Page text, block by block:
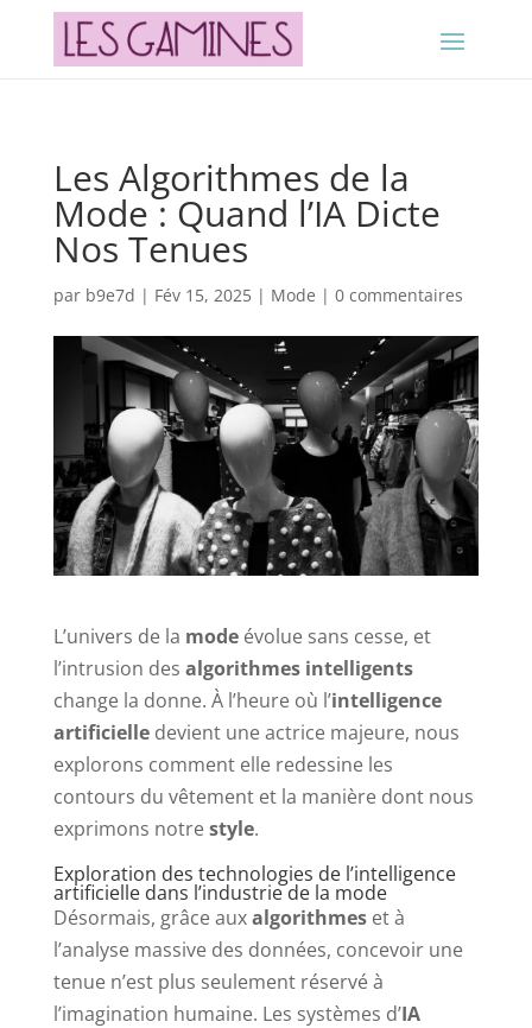
Les Algorithmes de la
Mode : Quand l’IA Dicte
Nos Tenues
par b9e7d | Fév 15, 2025| Mode | 0 commentaires
L’univers de la modeévolue sans cesse, et
l’intrusion des algorithmes intelligents
change la donne. À l’heure où l’intelligence
artificielledevient une actrice majeure, nous
explorons comment elle redessine les
contours du vêtement et la manière dont nous
exprimons notrestyle.
Exploration des technologies de l’intelligence
artificielle dans l’industrie de la mode
Désormais, grâce auxalgorithmeset à
l’analyse massive des données, concevoir une
tenue n’est plus seulement réservé à
l’imagination humaine. Les systèmes d’IA